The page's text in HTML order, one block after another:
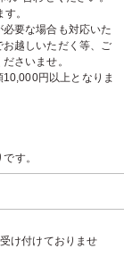
。
要な場合も対応いた
越しいただく等、ご
さいませ。
円以上となりま
す。
け付けておりませ